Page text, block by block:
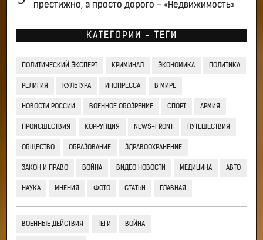
престижно, а просто дорого - «Недвижимость»
КАТЕГОРИИ - ТЕГИ
ПОЛИТИЧЕСКИЙ ЭКСПЕРТ КРИМИНАЛ ЭКОНОМИКА ПОЛИТИКА
РЕЛИГИЯ КУЛЬТУРА ИНОПРЕССА В МИРЕ
НОВОСТИ РОССИИ ВОЕННОЕ ОБОЗРЕНИЕ СПОРТ АРМИЯ
ПРОИСШЕСТВИЯ КОРРУПЦИЯ NEWS-FRONT ПУТЕШЕСТВИЯ
ОБЩЕСТВО ОБРАЗОВАНИЕ ЗДРАВООХРАНЕНИЕ
ЗАКОН И ПРАВО ВОЙНА ВИДЕО НОВОСТИ МЕДИЦИНА АВТО
НАУКА МНЕНИЯ ФОТО СТАТЬИ ГЛАВНАЯ
ВОЕННЫЕ ДЕЙСТВИЯ ТЕГИ ВОЙНА